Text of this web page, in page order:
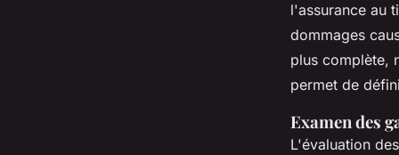
l'assurance au
dommages
plus complète,
permet de
Examen des
L'évaluation